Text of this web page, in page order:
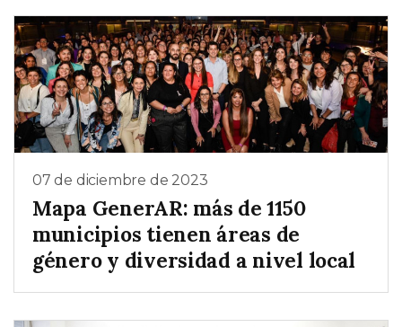
07 de diciembre de 2023
Mapa GenerAR: más de 1150
municipios tienen áreas de
género y diversidad a nivel local